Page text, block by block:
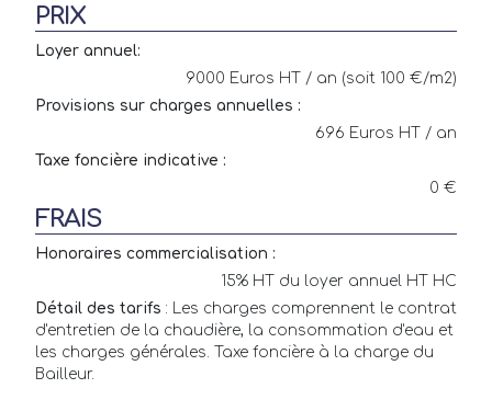
PRIX
Loyer annuel:
9000 Euros HT / an (soit 100 €/m2)
Provisions sur charges annuelles :
696 Euros HT / an
Taxe foncière indicative :
0 €
FRAIS
Honoraires commercialisation :
15% HT du loyer annuel HT HC
Détail des tarifs : Les charges comprennent le contrat
d'entretien de la chaudière, la consommation d'eau et
les charges générales. Taxe foncière à la charge du
Bailleur.